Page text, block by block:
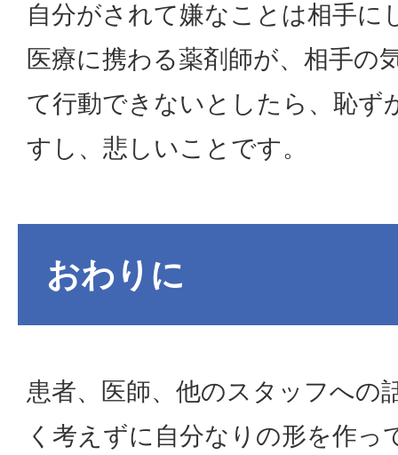
自分がされて嫌なことは相手に
医療に携わる薬剤師が、相手の
て行動できないとしたら、恥ず
すし、悲しいことです。
おわりに
患者、医師、他のスタッフへの
く考えずに自分なりの形を作っ